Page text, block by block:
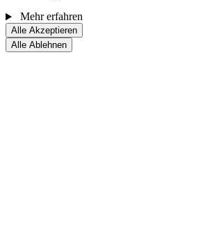
Mehr erfahren
Alle Akzeptieren
Alle Ablehnen